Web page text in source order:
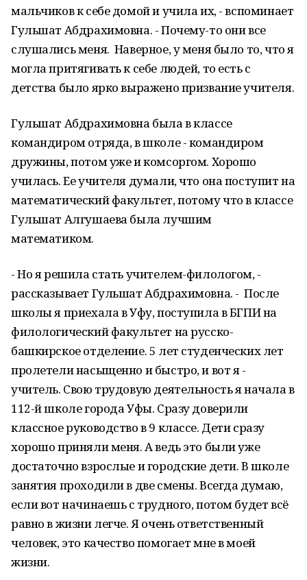
мальчиков к себе домой и учила их, - вспоминает
Гульшат Абдрахимовна. - Почему-то они все
слушались меня. Наверное, у меня было то, что я
могла притягивать к себе людей, то есть с
детства было ярко выражено призвание учителя.
Гульшат Абдрахимовна была в классе
командиром отряда, в школе - командиром
дружины, потом уже и комсоргом. Хорошо
училась. Ее учителя думали, что она поступит на
математический факультет, потому что в классе
Гульшат Алгушаева была лучшим
математиком.
- Но я решила стать учителем-филологом, -
рассказывает Гульшат Абдрахимовна. - После
школы я приехала в Уфу, поступила в БГПИ на
филологический факультет на русско-
башкирское отделение. 5 лет студенческих лет
пролетели насыщенно и быстро, и вот я -
учитель. Cвою трудовую деятельность я начала в
112-й школе города Уфы. Cразу доверили
классное руководство в 9 классе. Дети сразу
хорошо приняли меня. А ведь это были уже
достаточно взрослые и городские дети. В школе
занятия проходили в две смены. Всегда думаю,
если вот начинаешь с трудного, потом будет всё
равно в жизни легче. Я очень ответственный
человек, это качество помогает мне в моей
жизни.